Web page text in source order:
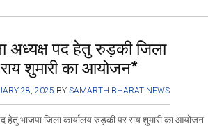
at
A
p
p
e
a
m
se
n
g
er
ar
अध्यक्ष पद हेतु रुड़की जिला
शुमारी का आयोजन*
28, 2025 BY SAMARTH BHARAT NEWS
हेतु भाजपा जिला कार्यालय रुड़की पर राय शुमारी का आयोजन